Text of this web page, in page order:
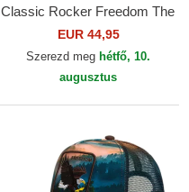
Classic Rocker Freedom The
Farm Goorin Bros.
EUR 44,95
Szerezd meg hétfő, 10.
augusztus